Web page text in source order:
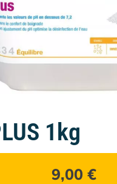
1kg
9,00 €